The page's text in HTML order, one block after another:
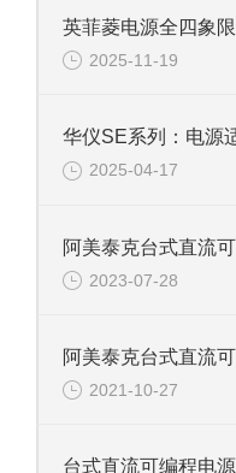
2025-11-19
2025-04-17
2023-07-28
2021-10-27